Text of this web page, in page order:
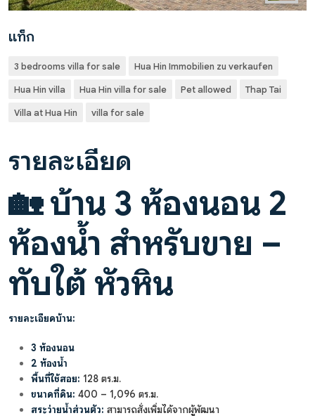
แท็ก
3 bedrooms villa for sale
Hua Hin Immobilien zu verkaufen
Hua Hin villa
Hua Hin villa for sale Pet allowed
Thap Tai
Villa at Hua Hin
villa for sale
รายละเอียด
🏡บ้าน 3 ห้องนอน 2
ห้องน้ำ สำหรับขาย –
ทับใต้ หัวหิน
รายละเอียดบ้าน:
3 ห้องนอน
2 ห้องน้ำ
พื้นที่ใช้สอย: 128 ตร.ม.
ขนาดที่ดิน: 400 – 1,096 ตร.ม.
สระว่ายน้ำส่วนตัว: สามารถสั่งเพิ่มได้จากผู้พัฒนา